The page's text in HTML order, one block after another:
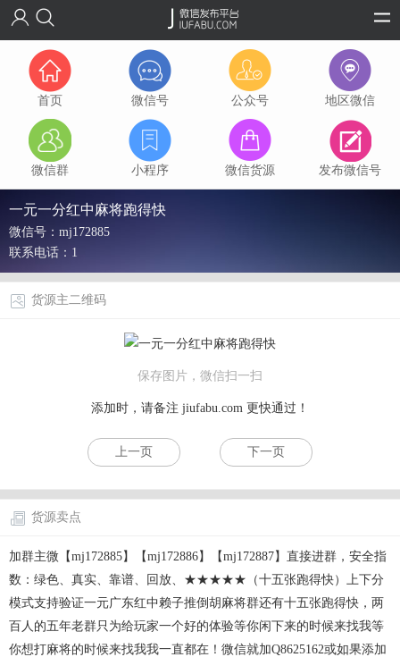
首页 微信号 公众号 地区微信
微信群 小程序 微信货源 发布微信号
一元一分红中麻将跑得快
微信号：mj172885
联系电话：1
货源主二维码
保存图片，微信扫一扫
添加时，请备注 jiufabu.com 更快通过！
上一页 下一页
货源卖点
加群主微【mj172885】【mj172886】【mj172887】直接进群，安全指
数：绿色、真实、靠谱、回放、★★★★★（十五张跑得快）上下分
模式支持验证一元广东红中赖子推倒胡麻将群还有十五张跑得快，两
百人的五年老群只为给玩家一个好的体验等你闲下来的时候来找我等
你想打麻将的时候来找我我一直都在！微信就加Q8625162或如果添加